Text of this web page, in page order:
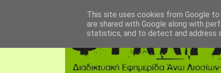
This site uses cookies from Google
are shared with Google along with
statistics, and to detect and address